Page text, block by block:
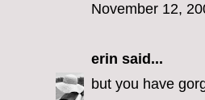
November 12,
erin said...
but you have